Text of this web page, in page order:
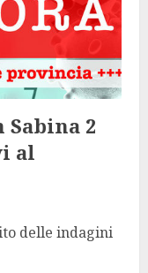
Sabina 2
al
delle indagini